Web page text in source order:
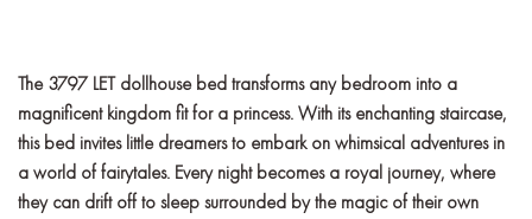
The 3797 LET dollhouse bed transforms any bedroom into a
magnificent kingdom fit for a princess. With its enchanting staircase,
this bed invites little dreamers to embark on whimsical adventures in
a world of fairytales. Every night becomes a royal journey, where
they can drift off to sleep surrounded by the magic of their own